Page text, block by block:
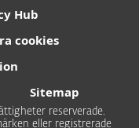
Hub
cookies
Sitemap
reserverade.
eller registrerade